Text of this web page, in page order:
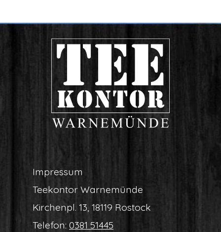
Impres­sum
Tee­kon­tor Warnemünde
Kir­chen­pl. 13, 18119 Rostock
Tele­fon: 0381 51445